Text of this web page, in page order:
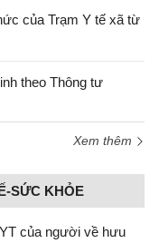
của Trạm Y tế xã từ
theo Thông tư
Xem thêm
SỨC KHỎE
của người về hưu